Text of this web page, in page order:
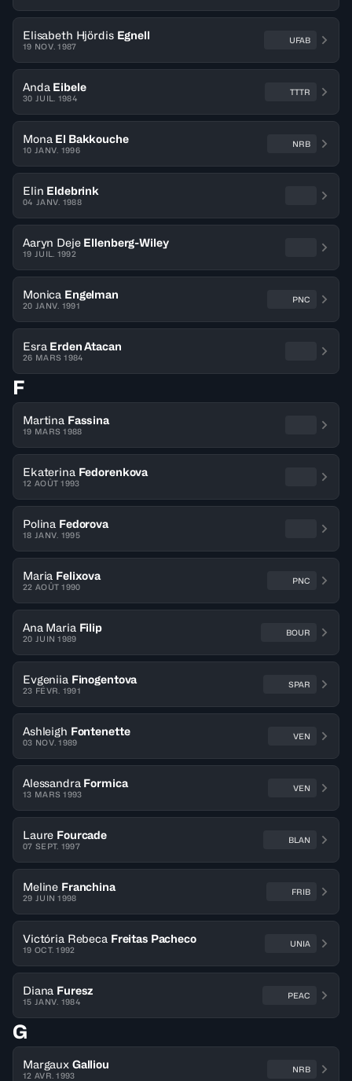
Elisabeth Hjördis Egnell
19 NOV. 1987
UFAB
Anda Eibele
30 JUIL. 1984
TTTR
Mona El Bakkouche
10 JANV. 1996
NRB
Elin Eldebrink
04 JANV. 1988
Aaryn Deje Ellenberg-Wiley
19 JUIL. 1992
Monica Engelman
20 JANV. 1991
PNC
Esra Erden Atacan
26 MARS 1984
F
Martina Fassina
19 MARS 1988
Ekaterina Fedorenkova
12 AOÛT 1993
Polina Fedorova
18 JANV. 1995
Maria Felixova
22 AOÛT 1990
PNC
Ana Maria Filip
20 JUIN 1989
BOUR
Evgeniia Finogentova
23 FÉVR. 1991
SPAR
Ashleigh Fontenette
03 NOV. 1989
VEN
Alessandra Formica
13 MARS 1993
VEN
Laure Fourcade
07 SEPT. 1997
BLAN
Meline Franchina
29 JUIN 1998
FRIB
Victória Rebeca Freitas Pacheco
19 OCT. 1992
UNIA
Diana Furesz
15 JANV. 1984
PEAC
G
Margaux Galliou
12 AVR. 1993
NRB